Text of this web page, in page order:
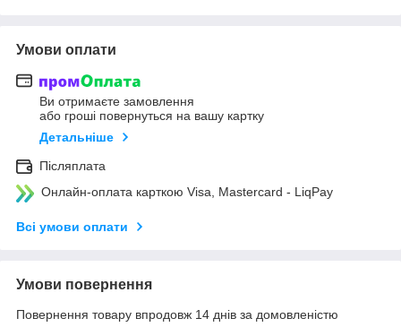
Умови оплати
Ви отримаєте замовлення
або гроші повернуться на вашу картку
Детальніше
Післяплата
Онлайн-оплата карткою Visa, Mastercard - LiqPay
Всі умови оплати
Умови повернення
Повернення товару впродовж 14 днів за домовленістю